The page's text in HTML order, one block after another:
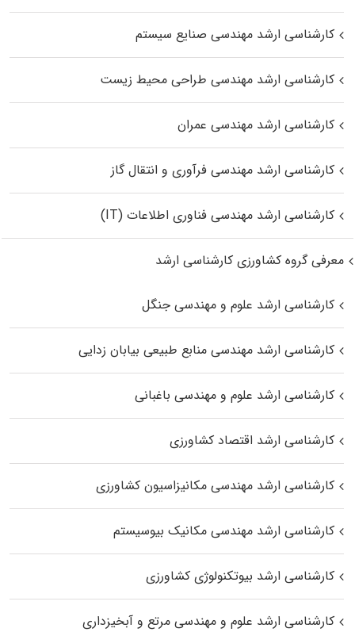
کارشناسی ارشد مهندسی صنایع سیستم
کارشناسی ارشد مهندسی طراحی محیط زیست
کارشناسی ارشد مهندسی عمران
کارشناسی ارشد مهندسی فرآوری و انتقال گاز
کارشناسی ارشد مهندسی فناوری اطلاعات (IT)
معرفی گروه کشاورزی کارشناسی ارشد
کارشناسی ارشد علوم و مهندسی جنگل
کارشناسی ارشد مهندسی منابع طبیعی بیابان زدایی
کارشناسی ارشد علوم و مهندسی باغبانی
کارشناسی ارشد اقتصاد کشاورزی
کارشناسی ارشد مهندسی مکانیزاسیون کشاورزی
کارشناسی ارشد مهندسی مکانیک بیوسیستم
کارشناسی ارشد بیوتکنولوژی کشاورزی
کارشناسی ارشد علوم و مهندسی مرتع و آبخیزداری